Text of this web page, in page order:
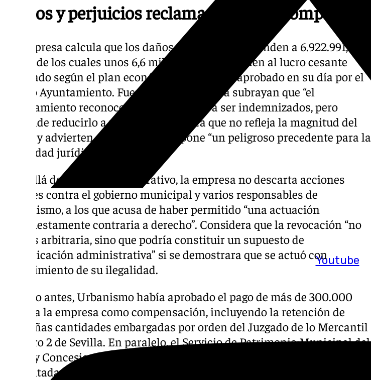
Youtube
Daños y perjuicios reclamados por la compañía
La empresa calcula que los daños y perjuicios ascienden a 6.922.991,27
euros, de los cuales unos 6,6 millones corresponden al lucro cesante
estimado según el plan económico-financiero aprobado en su día por el
propio Ayuntamiento. Fuentes de la empresa subrayan que “el
Ayuntamiento reconoce nuestro derecho a ser indemnizados, pero
pretende reducirlo a una cifra simbólica que no refleja la magnitud del
daño”, y advierten de que el caso supone “un peligroso precedente para la
seguridad jurídica en la ciudad”.
Más allá del litigio administrativo, la empresa no descarta acciones
penales contra el gobierno municipal y varios responsables de
Urbanismo, a los que acusa de haber permitido “una actuación
manifiestamente contraria a derecho”. Considera que la revocación “no
solo es arbitraria, sino que podría constituir un supuesto de
prevaricación administrativa” si se demostrara que se actuó con
conocimiento de su ilegalidad.
Un año antes, Urbanismo había aprobado el pago de más de 300.000
euros a la empresa como compensación, incluyendo la retención de
pequeñas cantidades embargadas por orden del Juzgado de lo Mercantil
número 2 de Sevilla. En paralelo, el Servicio de Patrimonio Municipal del
Suelo y Concesiones devolvió la fianza definitiva de 4.940 euros
depositada por la empresa.